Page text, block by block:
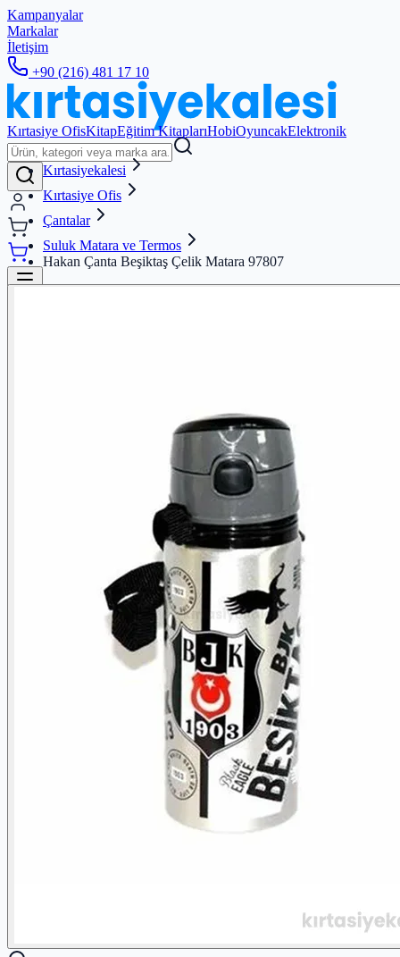
Kampanyalar
Markalar
İletişim
+90 (216) 481 17 10
Kırtasiye OfisKitapEğitim KitaplarıHobiOyuncakElektronik
Kırtasiyekalesi
Kırtasiye Ofis
Çantalar
Suluk Matara ve Termos
Hakan Çanta Beşiktaş Çelik Matara 97807